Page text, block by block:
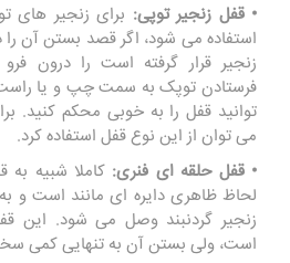
• قفل زنجیر توپی: برای زنجیر های
استفاده می شود، اگر قصد بستن آن را
زنجیر قرار گرفته است را درون فرو
فرستادن توپک به سمت چپ و یا
توانید قفل را به خوبی محکم کنید.
می توان از این نوع قفل استفاده کرد.
• قفل حلقه ای فنری: کاملا شبیه
لحاظ ظاهری دایره ای مانند است و
زنجیر گردنبند وصل می شود. این
است، ولی بستن آن به تنهایی کمی